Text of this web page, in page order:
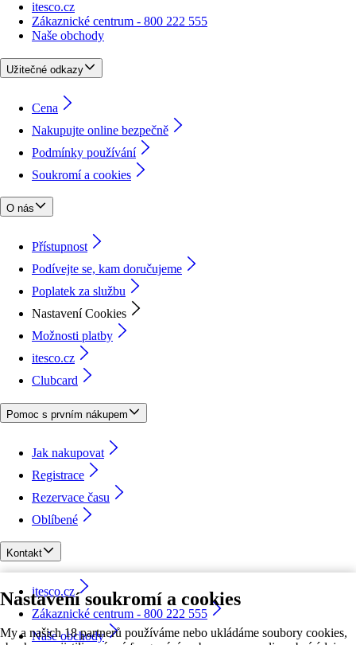
Nastavení soukromí a cookies
My a našich 18 partnerů používáme nebo ukládáme soubory cookies,
itesco.cz
Zákaznické centrum - 800 222 555
Naše obchody
Užitečné odkazy
Cena
Nakupujte online bezpečně
Podmínky používání
Soukromí a cookies
O nás
Přístupnost
Podívejte se, kam doručujeme
Poplatek za službu
Nastavení Cookies
Možnosti platby
itesco.cz
Clubcard
Pomoc s prvním nákupem
Jak nakupovat
Registrace
Rezervace času
Oblíbené
Kontakt
itesco.cz
Zákaznické centrum - 800 222 555
Naše obchody